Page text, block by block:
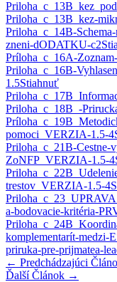
Priloha_c_13B_kez-
Priloha_c_14B-
zneni-dODATKU-c2
Príloha_c_16A-
Priloha_c_16B-
1.5Stiahnuť
Priloha_c_18B_-
pomoci_VERZIA-1.5-4
Priloha_c_21B-Cestne-
ZoNFP_VERZIA-1.5-4
trestov_VERZIA-1.5-4
a-bodovacie-kritéria-
komplementarít-medzi-
priruka-pre-prijmatea-
← Predchádzajúci
Ďalší Článok →